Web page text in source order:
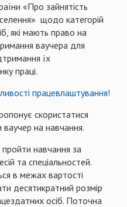
«Про зайнятість
щодо категорій
які мають право на
ваучера для
їх
праці.
працевлаштування!
скористатися
на навчання.
навчання за
та спеціальностей.
в межах вартості
десятикратний розмір
осіб. Поточна